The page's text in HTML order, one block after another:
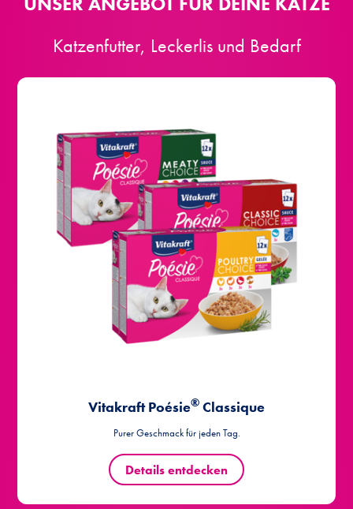
Katzenfutter, Leckerlis und Bedarf